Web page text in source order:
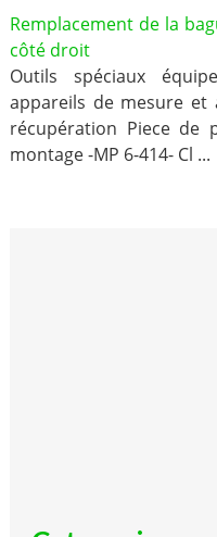
Remplacement de la
côté droit
Outils spéciaux
appareils de mesure et
récupération Piece de
montage -MP 6-414- Cl ...